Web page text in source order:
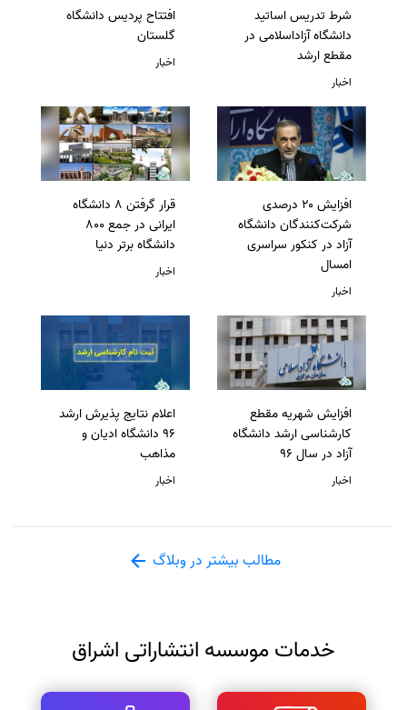
شرط تدریس اساتید
دانشگاه آزاداسلامی در
مقطع ارشد
اخبار
افتتاح پردیس دانشگاه
گلستان
اخبار
افزایش ۲۰ درصدی
شرکت‌کنندگان دانشگاه
آزاد در کنکور سراسری
امسال
اخبار
قرار گرفتن 8 دانشگاه
ایرانی در جمع 800
دانشگاه برتر دنیا
اخبار
افزایش شهریه مقطع
کارشناسی ارشد دانشگاه
آزاد در سال 96
اخبار
اعلام نتایج پذیرش ارشد
96 دانشگاه ادیان و
مذاهب
اخبار
مطالب بیشتر در وبلاگ
خدمات موسسه انتشاراتی اشراق